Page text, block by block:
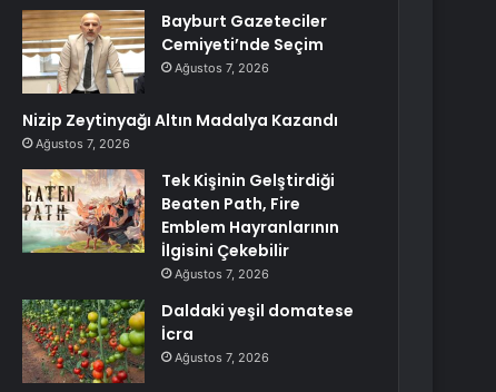
Bayburt Gazeteciler
Cemiyeti’nde Seçim
Ağustos 7, 2026
Nizip Zeytinyağı Altın Madalya Kazandı
Ağustos 7, 2026
Tek Kişinin Gelştirdiği
Beaten Path, Fire
Emblem Hayranlarının
İlgisini Çekebilir
Ağustos 7, 2026
Daldaki yeşil domatese
İcra
Ağustos 7, 2026